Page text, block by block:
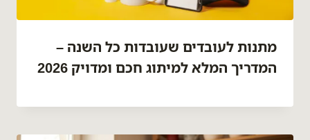
מתנות לעובדים שעובדות כל השנה –
המדריך המלא למיתוג חכם ומדויק 2026